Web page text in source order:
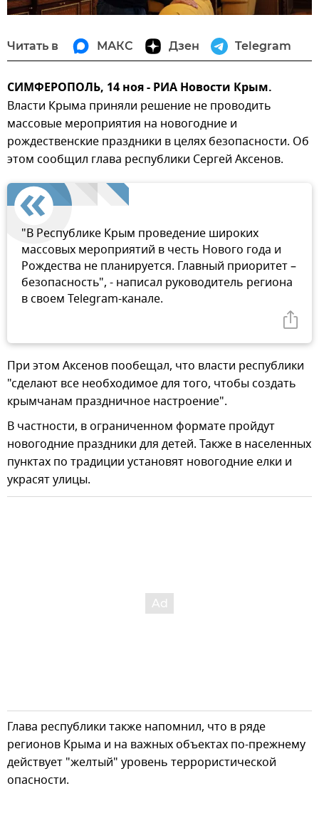
Читать в МАКС Дзен Telegram
СИМФЕРОПОЛЬ, 14 ноя - РИА Новости Крым.
Власти Крыма приняли решение не проводить
массовые мероприятия на новогодние и
рождественские праздники в целях безопасности. Об
этом сообщил глава республики Сергей Аксенов.
"В Республике Крым проведение широких
массовых мероприятий в честь Нового года и
Рождества не планируется. Главный приоритет –
безопасность", - написал руководитель региона
в своем Telegram-канале.
При этом Аксенов пообещал, что власти республики
"сделают все необходимое для того, чтобы создать
крымчанам праздничное настроение".
В частности, в ограниченном формате пройдут
новогодние праздники для детей. Также в населенных
пунктах по традиции установят новогодние елки и
украсят улицы.
Глава республики также напомнил, что в ряде
регионов Крыма и на важных объектах по-прежнему
действует "желтый" уровень террористической
опасности.